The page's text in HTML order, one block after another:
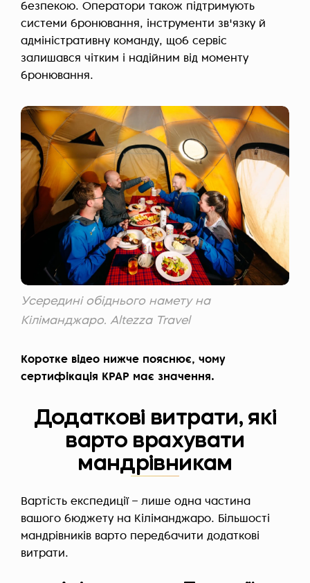
безпекою. Оператори також підтримують
системи бронювання, інструменти зв'язку й
адміністративну команду, щоб сервіс
залишався чітким і надійним від моменту
бронювання.
Усередині обіднього намету на
Кіліманджаро. Altezza Travel
Коротке відео нижче пояснює, чому
сертифікація KPAP має значення.
Додаткові витрати, які
варто врахувати
мандрівникам
Вартість експедиції – лише одна частина
вашого бюджету на Кіліманджаро. Більшості
мандрівників варто передбачити додаткові
витрати.